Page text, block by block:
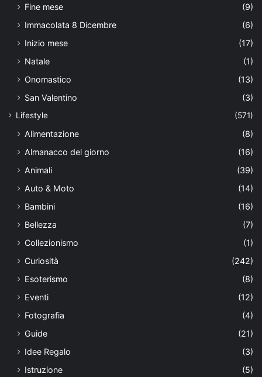
Fine mese
(9)
Immacolata 8 Dicembre
(6)
Inizio mese
(17)
Natale
(1)
Onomastico
(13)
San Valentino
(3)
Lifestyle (571)
Alimentazione
(8)
Almanacco del giorno
(16)
Animali
(39)
Auto & Moto
(14)
Bambini
(16)
Bellezza
(7)
Collezionismo
(1)
Curiosità
(242)
Esoterismo
(8)
Eventi
(12)
Fotografia
(4)
Guide
(21)
Idee Regalo
(3)
Istruzione
(5)